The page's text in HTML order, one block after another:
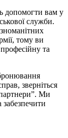
допомогти вам у
служби.
тому ви
та
зверніться
Ми